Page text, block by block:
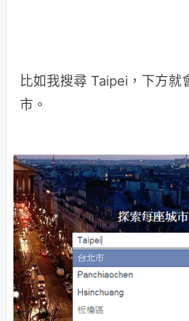
比如我搜尋 Taipei，下方就
市。